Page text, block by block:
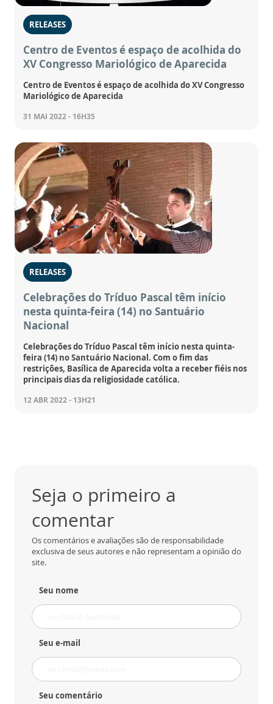
RELEASES
Centro de Eventos é espaço de acolhida do
XV Congresso Mariológico de Aparecida
Centro de Eventos é espaço de acolhida do XV Congresso
Mariológico de Aparecida
31 MAI 2022 - 16H35
RELEASES
Celebrações do Tríduo Pascal têm início
nesta quinta-feira (14) no Santuário
Nacional
Celebrações do Tríduo Pascal têm início nesta quinta-
feira (14) no Santuário Nacional. Com o fim das
restrições, Basílica de Aparecida volta a receber fiéis nos
principais dias da religiosidade católica.
12 ABR 2022 - 13H21
Seja o primeiro a
comentar
Os comentários e avaliações são de responsabilidade
exclusiva de seus autores e não representam a opinião do
site.
Seu nome
Seu e-mail
Seu comentário